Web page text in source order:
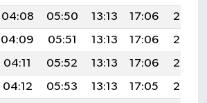
04:08 05:50 13:13 17:06
20:26
04:09 05:51 13:13 17:06
20:25
04:11 05:52 13:13 17:06
20:24
04:12 05:53 13:13 17:05
20:23